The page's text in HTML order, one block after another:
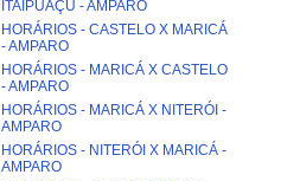
ITAIPUAÇU - AMPARO
HORÁRIOS - CASTELO X MARICÁ
- AMPARO
HORÁRIOS - MARICÁ X CASTELO
- AMPARO
HORÁRIOS - MARICÁ X NITERÓI -
AMPARO
HORÁRIOS - NITERÓI X MARICÁ -
AMPARO